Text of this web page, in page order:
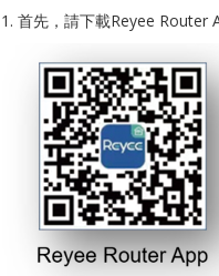
1. 首先，請下載Reyee Router